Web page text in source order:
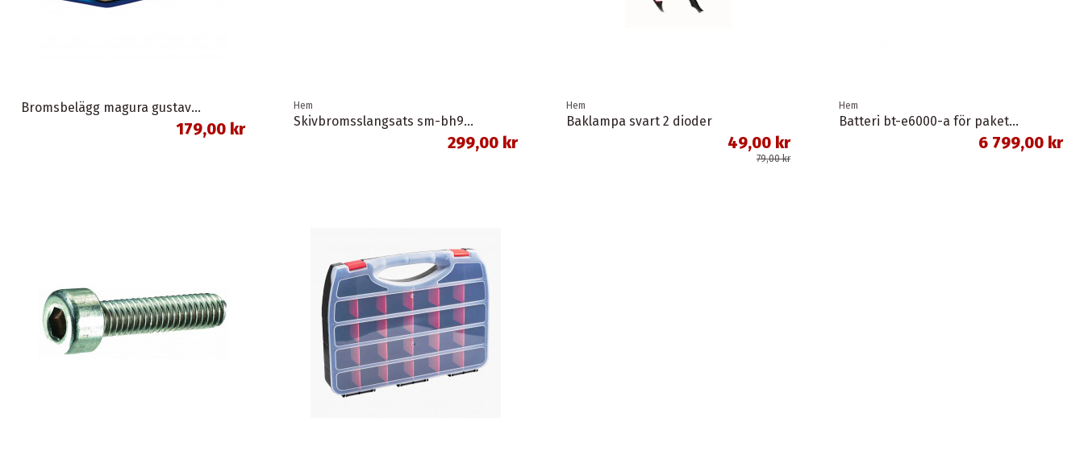
Bromsbelägg magura gustav m organisk union
179,00 kr
Hem
Skivbromsslangsats sm-bh90-sbs 1,0 meter banjo svart shimano
299,00 kr
Hem
Baklampa svart 2 dioder
49,00 kr
79,00 kr
Hem
Batteri bt-e6000-a för pakethållare svart 11,6 ah 418 wh shimano
6 799,00 kr